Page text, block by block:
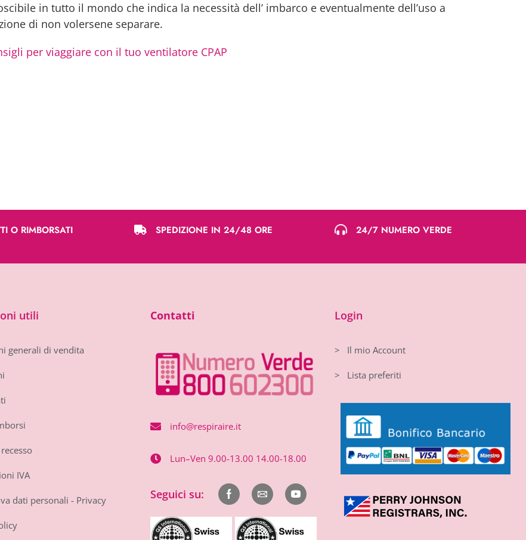
in tutto il mondo che indica la necessità dell’ imbarco e eventualmente dell’uso a
di non volersene separare.
per viaggiare con il tuo ventilatore CPAP
O RIMBORSATI SPEDIZIONE IN 24/48 ORE 24/7 NUMERO VERDE
utili
generali di vendita
IVA
dati personali - Privacy
Contatti
info@respiraire.it
Lun–Ven 9.00-13.00 14.00-18.00
Seguici su:
Login
> Il mio Account
> Lista preferiti